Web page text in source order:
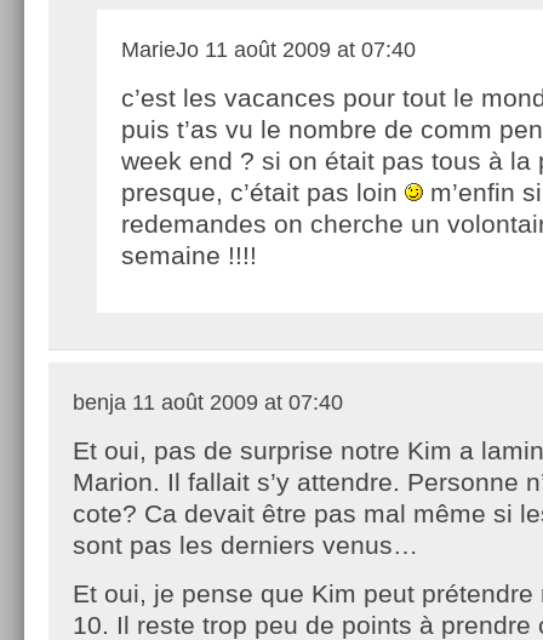
MarieJo 11 août 2009 at 07:40
c’est les vacances pour tout le
puis t’as vu le nombre de comm
week end ? si on était pas tous à la
presque, c’était pas loin
m’enfin
redemandes on cherche un
semaine !!!!
benja 11 août 2009 at 07:40
Et oui, pas de surprise notre Kim a
Marion. Il fallait s’y attendre. Personne
cote? Ca devait être pas mal même si
sont pas les derniers venus…
Et oui, je pense que Kim peut
10. Il reste trop peu de points à prendre